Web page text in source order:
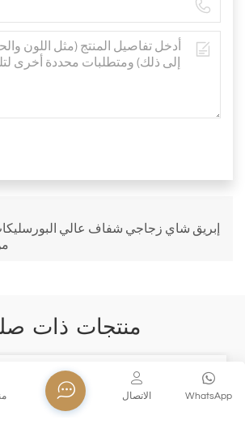
إبريق شاي زجاجي شفاف عالي
منتجات ذات
WhatsApp الاتصال